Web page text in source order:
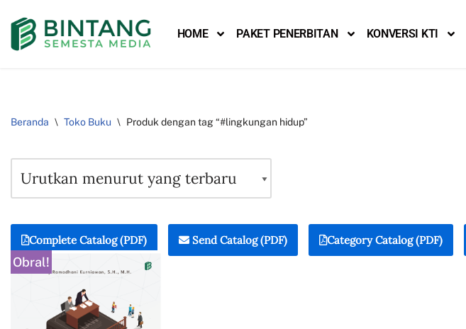
Lompat
HOME PAKET PENERBITAN KONVERSI KTI
Beranda \ Toko Buku \ Produk dengan tag “#lingkungan hidup”
Complete Catalog (PDF) Send Catalog (PDF) Category Catalog (PDF)
Obral!